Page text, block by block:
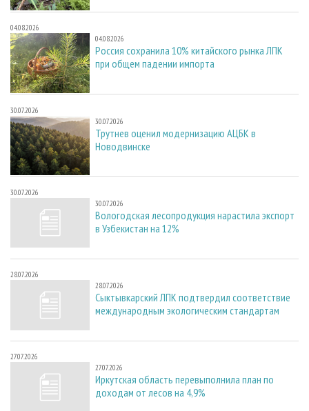
04.08.2026
04.08.2026
Россия сохранила 10% китайского рынка ЛПК
при общем падении импорта
30.07.2026
30.07.2026
Трутнев оценил модернизацию АЦБК в
Новодвинске
30.07.2026
30.07.2026
Вологодская лесопродукция нарастила экспорт
в Узбекистан на 12%
28.07.2026
28.07.2026
Сыктывкарский ЛПК подтвердил соответствие
международным экологическим стандартам
27.07.2026
27.07.2026
Иркутская область перевыполнила план по
доходам от лесов на 4,9%